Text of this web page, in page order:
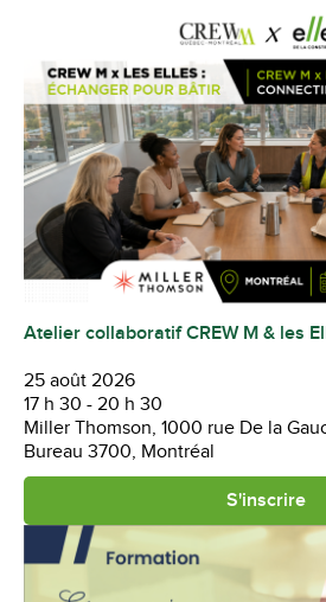
Atelier collaboratif CREW M & les
25 août 2026
17 h 30 - 20 h 30
Miller Thomson, 1000 rue De la
Bureau 3700, Montréal
S'inscrire